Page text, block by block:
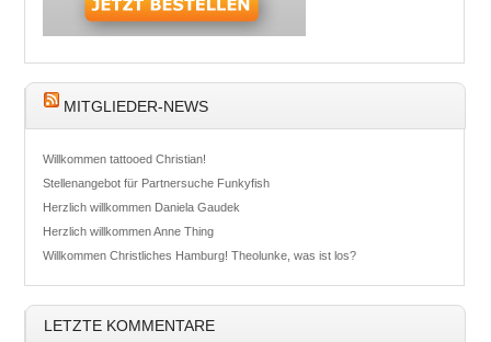
MITGLIEDER-NEWS
Willkommen tattooed Christian!
Stellenangebot für Partnersuche Funkyfish
Herzlich willkommen Daniela Gaudek
Herzlich willkommen Anne Thing
Willkommen Christliches Hamburg! Theolunke, was ist los?
LETZTE KOMMENTARE